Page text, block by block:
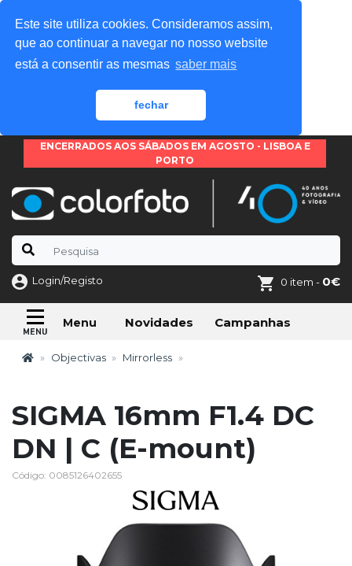
Este site utiliza cookies. Consideramos assim,
que ao continuar a navegar no nosso website
está a consentir as mesmas saber mais
fechar
ENCERRADOS AOS SÁBADOS EM AGOSTO - LISBOA E
PORTO
Login/Registo 0 item - 0€
Menu Novidades Campanhas
Objectivas Mirrorless
SIGMA 16mm F1.4 DC
DN | C (E-mount)
Código: 0085126402655